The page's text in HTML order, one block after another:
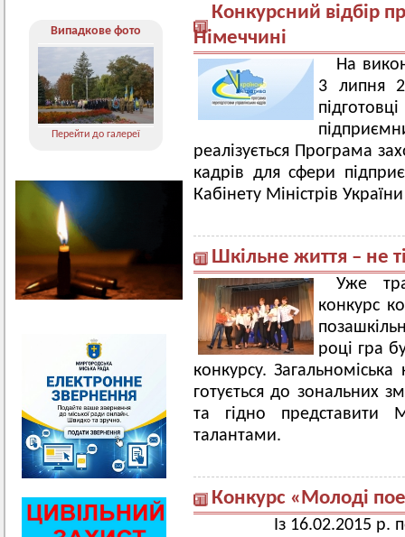
Випадкове фото
Перейти до галереї
Конкурсний відбір
Німеччині
На
3 липня
реалізується Програма
кадрів для сфери
Кабінету Міністрів
Шкільне життя – не
Уже
конкурс
році гра
конкурсу.
готується до зональних
та гідно представити
талантами.
Конкурс «Молоді
Із 16.02.2015 р.